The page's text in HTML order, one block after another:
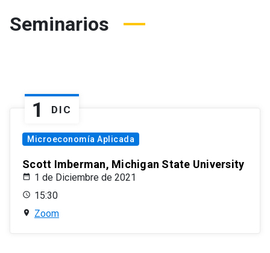
Seminarios
1 DIC
Microeconomía Aplicada
Scott Imberman, Michigan State University
1 de Diciembre de 2021
15:30
Zoom